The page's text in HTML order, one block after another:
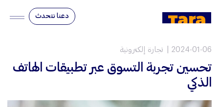
دعنا نتحدث
2024-01-06 تجارة إلكترونية
تحسين تجربة التسوق عبر تطبيقات الهاتف
الذكي